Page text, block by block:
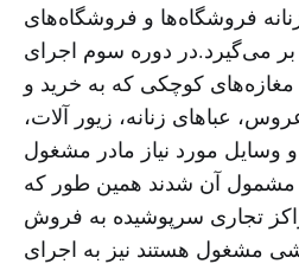
فروشگاه‌ها و فروشگاه‌های
بر می‌گیرد.در دوره سوم اجرای
مغازه‌های کوچکی که به خرید و
عباهای زنانه، زیور آلات،
و وسایل مورد نیاز مادر مشغول
مشمول آن شدند همین طور که
تجاری سرپوشیده به فروش
مشغول هستند نیز به اجرای